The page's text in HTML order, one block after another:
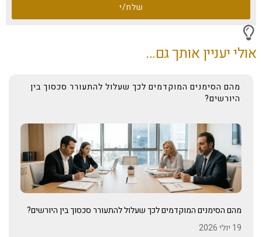
שלח/י
אולי יעניין אותך גם...
מהם הסימנים המוקדמים לכך שעלול להתעורר סכסוך בין
היורשים?
מהם הסימנים המוקדמים לכך שעלול להתעורר סכסוך בין היורשים?
19 יולי 2026